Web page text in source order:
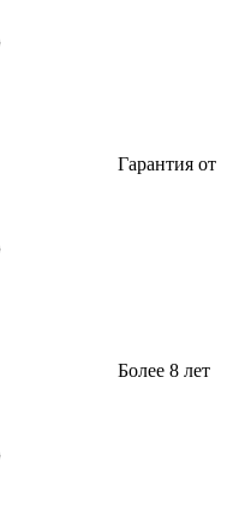
Гарантия от
Более 8 лет